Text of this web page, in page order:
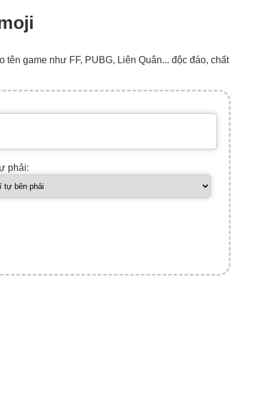
tên game như FF, PUBG, Liên Quân... độc đáo, chất
phải: